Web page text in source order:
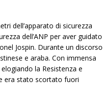
dell’apparato di sicurezza
dell’ANP per aver guidato
Jospin. Durante un discorso
e araba. Con immensa
la Resistenza e
era stato scortato fuori